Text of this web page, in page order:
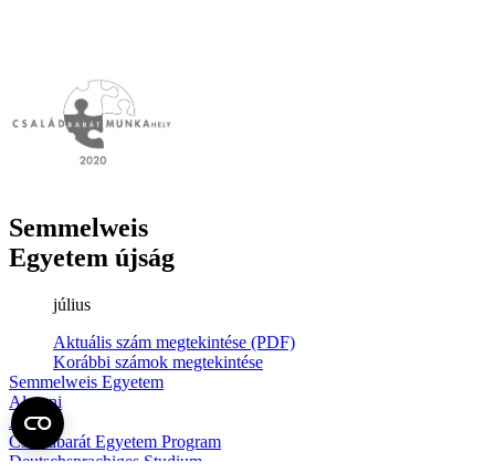
Semmelweis
Egyetem újság
július
Aktuális szám megtekintése (PDF)
Korábbi számok megtekintése
Semmelweis Egyetem
Alumni
AVIR
Családbarát Egyetem Program
Deutschsprachiges Studium